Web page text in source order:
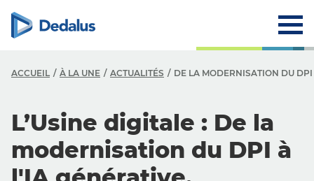
ACCUEIL À LA UNE ACTUALITÉS DE LA MODERNISATION DU DPI
L’Usine digitale : De la
modernisation du DPI à